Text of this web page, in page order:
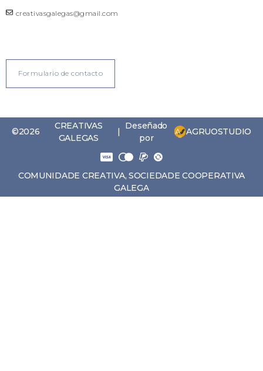
creativasgalegas@gmail.com
Formulario de contacto
©2026
CREATIVAS
GALEGAS
|
Deseñado
por
AGRUOSTUDIO
COMUNIDADE CREATIVA, SOCIEDADE COOPERATIVA
GALEGA